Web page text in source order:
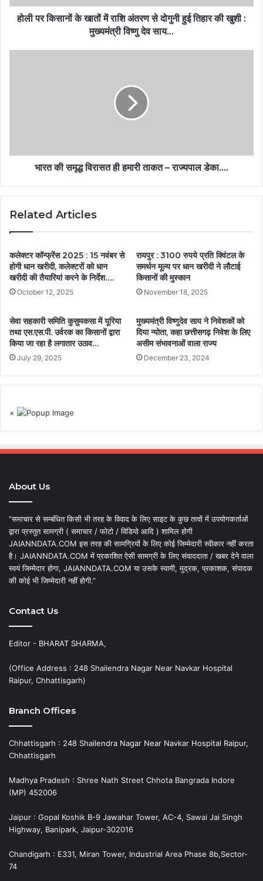
होली पर किसानों के खातों में राशि अंतरण से दोगुनी हुई तिहार की खुशी :
मुख्यमंत्री विष्णु देव साय…
भारत की समृद्ध विरासत ही हमारी ताकत – राज्यपाल डेका….
Related Articles
कलेक्टर कॉन्फ्रेंस 2025 : 15 नवंबर से
होगी धान खरीदी, कलेक्टरों को धान
खरीदी की तैयारियां करने के निर्देश….
October 12, 2025
रायपुर : 3100 रुपये प्रति क्विंटल के
समर्थन मूल्य पर धान खरीदी ने लौटाई
किसानों की मुस्कान
November 18, 2025
सेवा सहकारी समिति कुसुमकसा में यूरिया
तथा एस.एस.पी. उर्वरक का किसानों द्वारा
किया जा रहा है लगातार उठाव…
July 29, 2025
मुख्यमंत्री विष्णुदेव साय ने निवेशकों को
दिया न्योता, कहा छत्तीसगढ़ निवेश के लिए
असीम संभावनाओं वाला राज्य
December 23, 2024
×
About Us
“समाचार से सम्बंधित किसी भी तरह के विवाद के लिए साइट के कुछ तत्वों में उपयोगकर्ताओं
द्वारा प्रस्तुत सामग्री ( समाचार / फोटो / विडियो आदि ) शामिल होगी
JAIANNDATA.COM इस तरह की सामग्रियों के लिए कोई जिम्मेदारी स्वीकार नहीं करता
है। JAIANNDATA.COM में प्रकाशित ऐसी सामग्री के लिए संवाददाता / खबर देने वाला
स्वयं जिम्मेदार होगा, JAIANNDATA.COM या उसके स्वामी, मुद्रक, प्रकाशक, संपादक
की कोई भी जिम्मेदारी नहीं होगी.”
Contact Us
Editor - BHARAT SHARMA,
(Office Address : 248 Shailendra Nagar Near Navkar Hospital
Raipur, Chhattisgarh)
Branch Offices
Chhattisgarh : 248 Shailendra Nagar Near Navkar Hospital Raipur,
Chhattisgarh
Madhya Pradesh : Shree Nath Street Chhota Bangrada Indore
(MP) 452006
Jaipur : Gopal Koshik B-9 Jawahar Tower, AC-4, Sawai Jai Singh
Highway, Banipark, Jaipur-302016
Chandigarh : E331, Miran Tower, Industrial Area Phase 8b,Sector-
74